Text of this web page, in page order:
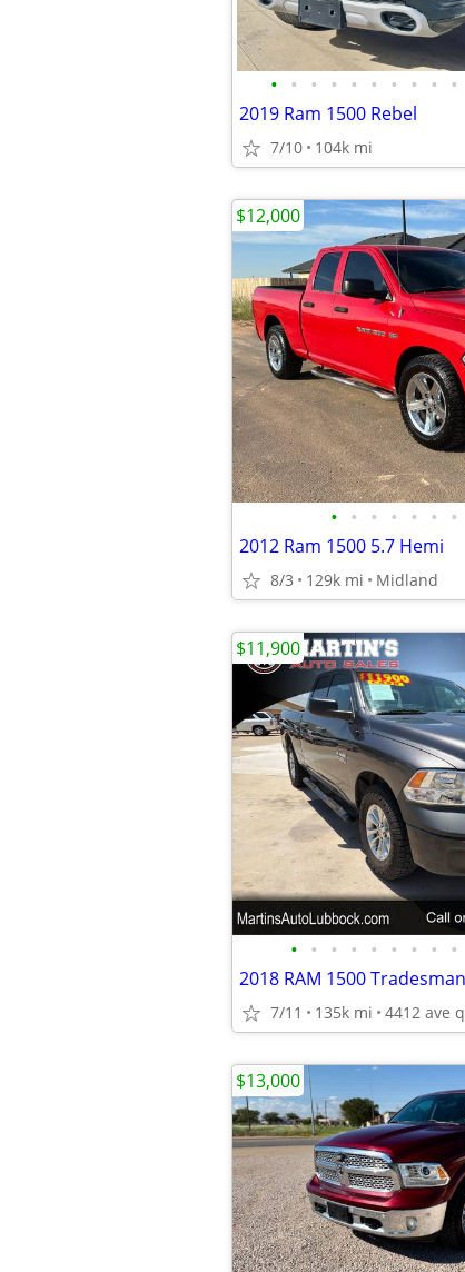
• • • • • • • • • •
2019 Ram 1500 Rebel
7/10 104k mi
• • • • • • •
2012 Ram 1500 5.7 Hemi
8/3 129k mi Midland
$12,000
• • • • • • • • •
7/11 135k mi 4412 ave q
$11,900
$13,000